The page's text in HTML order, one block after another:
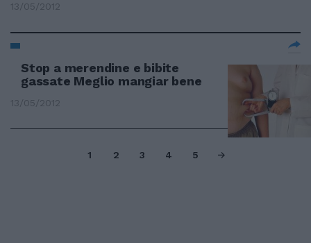
13/05/2012
Stop a merendine e bibite
gassate Meglio mangiar bene
13/05/2012
1 2 3 4 5